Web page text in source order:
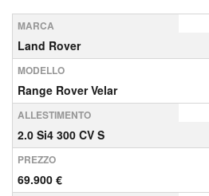
MARCA
Land Rover
MODELLO
Range Rover Velar
ALLESTIMENTO
2.0 Si4 300 CV S
PREZZO
69.900 €